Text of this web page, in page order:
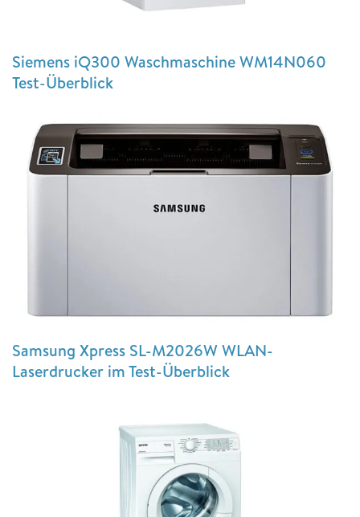
Siemens iQ300 Waschmaschine WM14N060
Test-Überblick
Samsung Xpress SL-M2026W WLAN-
Laserdrucker im Test-Überblick